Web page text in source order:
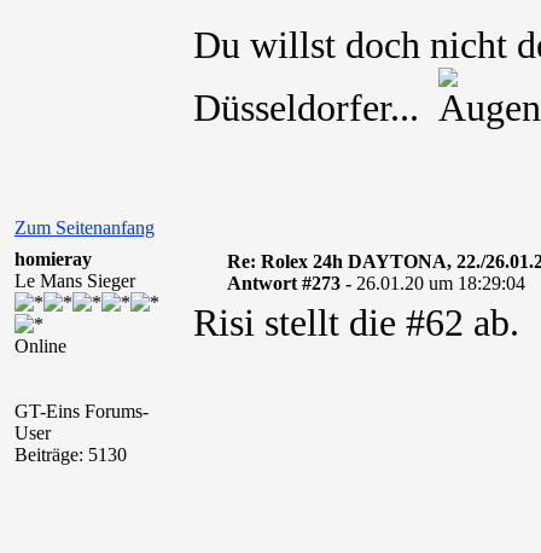
Du willst doch nicht
Düsseldorfer...
Zum Seitenanfang
homieray
Le Mans Sieger
Online
GT-Eins Forums-
User
Beiträge: 5130
Re: Rolex 24h DAYTONA, 22./
Antwort #273 - 26.01.20 um 18:29:04
Risi stellt die #62 ab.